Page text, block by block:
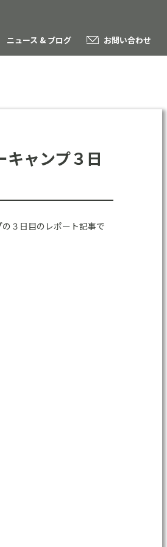
ニュース & ブログ お問い合わせ
ャンプ３日
３日目のレポート記事で